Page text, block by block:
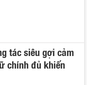
tác siêu gợi cảm
chính đủ khiến